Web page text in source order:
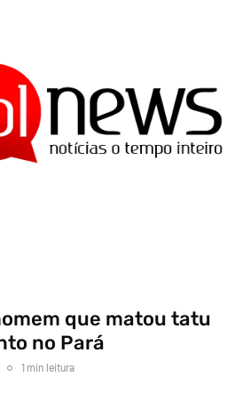
que matou tatu
no Pará
1 min leitura